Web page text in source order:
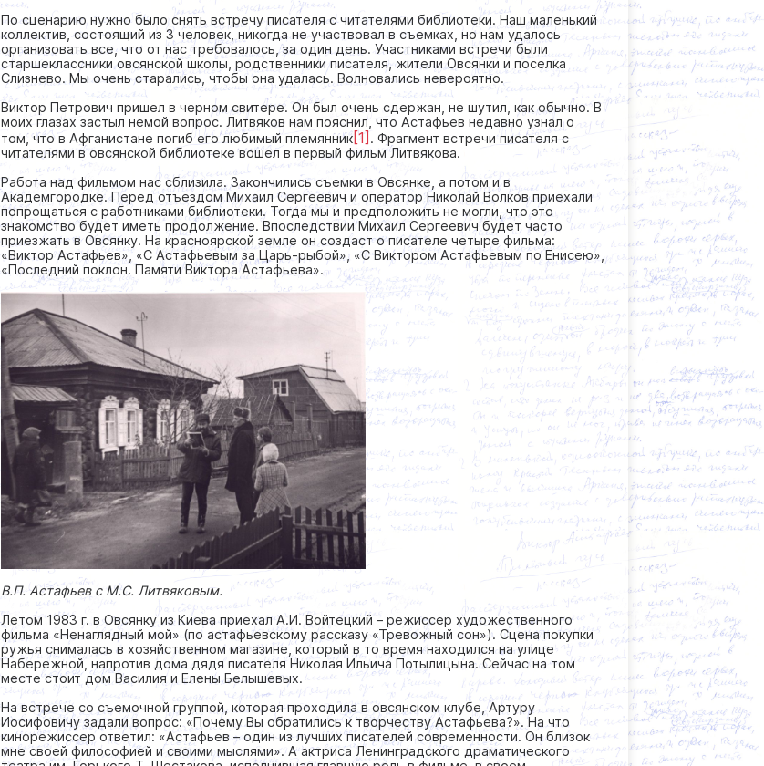
По сценарию нужно было снять встречу писателя с читателями библиотеки. Наш маленький
коллектив, состоящий из 3 человек, никогда не участвовал в съемках, но нам удалось
организовать все, что от нас требовалось, за один день. Участниками встречи были
старшеклассники овсянской школы, родственники писателя, жители Овсянки и поселка
Слизнево. Мы очень старались, чтобы она удалась. Волновались невероятно.
Виктор Петрович пришел в черном свитере. Он был очень сдержан, не шутил, как обычно. В
моих глазах застыл немой вопрос. Литвяков нам пояснил, что Астафьев недавно узнал о
том, что в Афганистане погиб его любимый племянник[1] . Фрагмент встречи писателя с
читателями в овсянской библиотеке вошел в первый фильм Литвякова.
Работа над фильмом нас сблизила. Закончились съемки в Овсянке, а потом и в
Академгородке. Перед отъездом Михаил Сергеевич и оператор Николай Волков приехали
попрощаться с работниками библиотеки. Тогда мы и предположить не могли, что это
знакомство будет иметь продолжение. Впоследствии Михаил Сергеевич будет часто
приезжать в Овсянку. На красноярской земле он создаст о писателе четыре фильма:
«Виктор Астафьев», «С Астафьевым за Царь-рыбой», «С Виктором Астафьевым по Енисею»,
«Последний поклон. Памяти Виктора Астафьева».
В.П. Астафьев с М.С. Литвяковым.
Летом 1983 г. в Овсянку из Киева приехал А.И. Войтецкий – режиссер художественного
фильма «Ненаглядный мой» (по астафьевскому рассказу «Тревожный сон»). Сцена покупки
ружья снималась в хозяйственном магазине, который в то время находился на улице
Набережной, напротив дома дядя писателя Николая Ильича Потылицына. Сейчас на том
месте стоит дом Василия и Елены Белышевых.
На встрече со съемочной группой, которая проходила в овсянском клубе, Артуру
Иосифовичу задали вопрос: «Почему Вы обратились к творчеству Астафьева?». На что
кинорежиссер ответил: «Астафьев – один из лучших писателей современности. Он близок
мне своей философией и своими мыслями». А актриса Ленинградского драматического